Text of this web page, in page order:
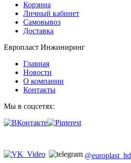
Корзина
Личный кабинет
Самовывоз
Доставка
Европласт Инжиниринг
Главная
Новости
О компании
Контакты
Мы в соцсетях:
@europlast_ltd